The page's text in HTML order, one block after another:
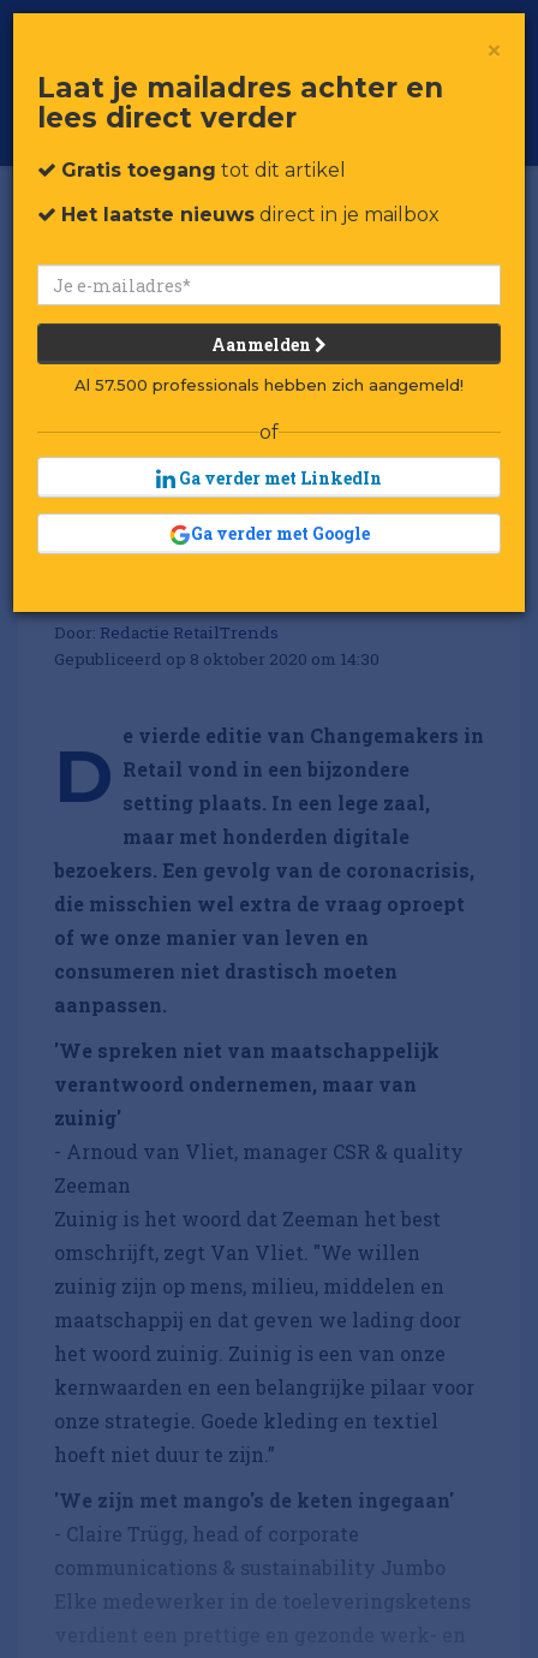
Voor professionals in retail & brands
Toggle
Negen keer retailen voor
Door: Redactie RetailTrends
Gepubliceerd op 8 oktober 2020 om 14:30
D e vierde editie van Changemakers in
Retail vond in een bijzondere
setting plaats. In een lege zaal,
maar met honderden digitale
bezoekers. Een gevolg van de coronacrisis,
die misschien wel extra de vraag oproept
of we onze manier van leven en
consumeren niet drastisch moeten
aanpassen.
'We spreken niet van maatschappelijk
verantwoord ondernemen, maar van
zuinig'
- Arnoud van Vliet, manager CSR & quality
Zeeman
Zuinig is het woord dat Zeeman het best
omschrijft, zegt Van Vliet. "We willen
zuinig zijn op mens, milieu, middelen en
maatschappij en dat geven we lading door
het woord zuinig. Zuinig is een van onze
kernwaarden en een belangrijke pilaar voor
onze strategie. Goede kleding en textiel
hoeft niet duur te zijn.”
'We zijn met mango's de keten ingegaan'
- Claire Trügg, head of corporate
communications & sustainability Jumbo
×
Laat je mailadres achter en
lees direct verder
Gratis toegang tot dit artikel
Het laatste nieuws direct in je mailbox
Aanmelden
Al 57.500 professionals hebben zich aangemeld!
of
Ga verder met LinkedIn
Ga verder met Google